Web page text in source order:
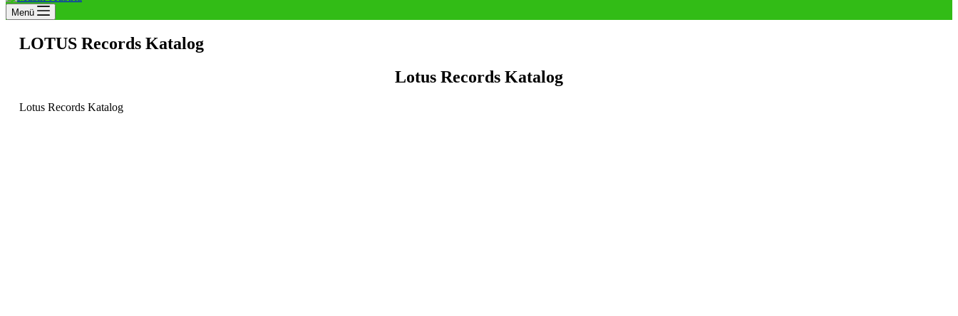
Menü
LOTUS Records Katalog
Lotus Records Katalog
Lotus Records Katalog